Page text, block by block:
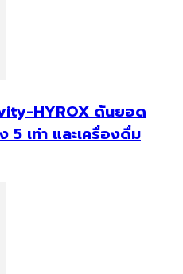
HYROX ดันยอด
5 เท่า และเครื่องดื่ม